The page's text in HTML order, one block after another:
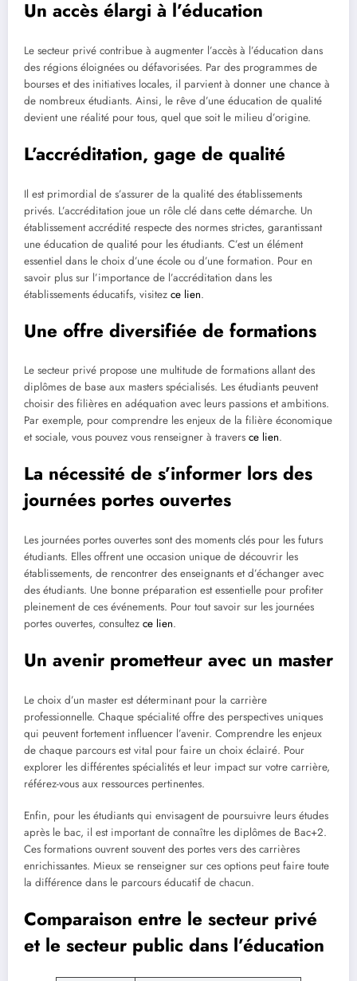
Un accès élargi à l’éducation
Le secteur privé contribue à augmenter l’accès à l’éducation dans
des régions éloignées ou défavorisées. Par des programmes de
bourses et des initiatives locales, il parvient à donner une chance à
de nombreux étudiants. Ainsi, le rêve d’une éducation de qualité
devient une réalité pour tous, quel que soit le milieu d’origine.
L’accréditation, gage de qualité
Il est primordial de s’assurer de la qualité des établissements
privés. L’accréditation joue un rôle clé dans cette démarche. Un
établissement accrédité respecte des normes strictes, garantissant
une éducation de qualité pour les étudiants. C’est un élément
essentiel dans le choix d’une école ou d’une formation. Pour en
savoir plus sur l’importance de l’accréditation dans les
établissements éducatifs, visitez ce lien.
Une offre diversifiée de formations
Le secteur privé propose une multitude de formations allant des
diplômes de base aux masters spécialisés. Les étudiants peuvent
choisir des filières en adéquation avec leurs passions et ambitions.
Par exemple, pour comprendre les enjeux de la filière économique
et sociale, vous pouvez vous renseigner à travers ce lien.
La nécessité de s’informer lors des
journées portes ouvertes
Les journées portes ouvertes sont des moments clés pour les futurs
étudiants. Elles offrent une occasion unique de découvrir les
établissements, de rencontrer des enseignants et d’échanger avec
des étudiants. Une bonne préparation est essentielle pour profiter
pleinement de ces événements. Pour tout savoir sur les journées
portes ouvertes, consultez ce lien.
Un avenir prometteur avec un master
Le choix d’un master est déterminant pour la carrière
professionnelle. Chaque spécialité offre des perspectives uniques
qui peuvent fortement influencer l’avenir. Comprendre les enjeux
de chaque parcours est vital pour faire un choix éclairé. Pour
explorer les différentes spécialités et leur impact sur votre carrière,
référez-vous aux ressources pertinentes.
Enfin, pour les étudiants qui envisagent de poursuivre leurs études
après le bac, il est important de connaître les diplômes de Bac+2.
Ces formations ouvrent souvent des portes vers des carrières
enrichissantes. Mieux se renseigner sur ces options peut faire toute
la différence dans le parcours éducatif de chacun.
Comparaison entre le secteur privé
et le secteur public dans l’éducation